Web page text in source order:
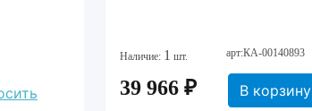
Наличие: 1 шт. арт:КА-00140893
39 966 ₽ В корзину